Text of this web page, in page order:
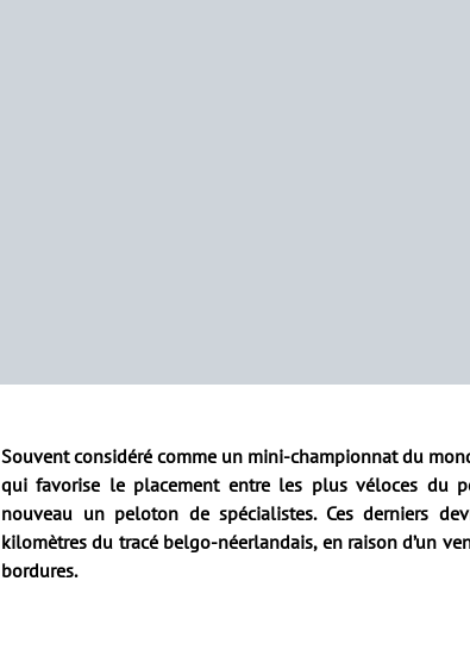
Souvent considéré comme un mini-championnat du
qui favorise le placement entre les plus véloces du
nouveau un peloton de spécialistes. Ces derniers
kilomètres du tracé belgo-néerlandais, en raison d’un
bordures.